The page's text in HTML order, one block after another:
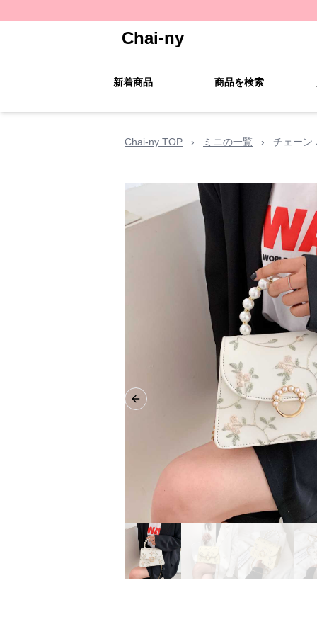
Chai-ny
新着商品 商品を検索
Chai-ny TOP › ミニの一覧 › チェーン
Previous slide